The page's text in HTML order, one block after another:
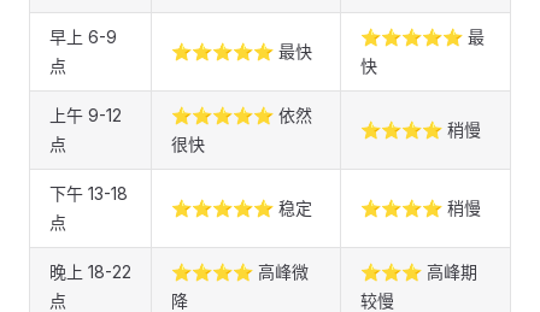
早上 6-9
点
⭐⭐⭐⭐⭐ 最快
⭐⭐⭐⭐⭐ 最
快
上午 9-12
点
⭐⭐⭐⭐⭐ 依然
很快
⭐⭐⭐⭐ 稍慢
下午 13-18
点
⭐⭐⭐⭐⭐ 稳定 ⭐⭐⭐⭐ 稍慢
晚上 18-22
点
⭐⭐⭐⭐ 高峰微
降
⭐⭐⭐ 高峰期
较慢